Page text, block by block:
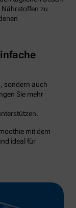
zu
sondern auch
Sie mehr
mit dem
ideal für